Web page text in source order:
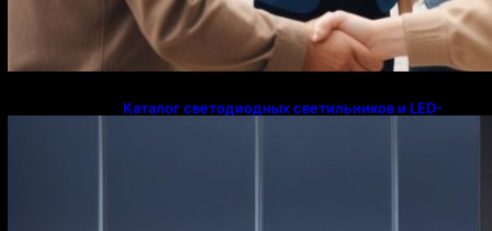
Каталог светодиодных светильников и LED-